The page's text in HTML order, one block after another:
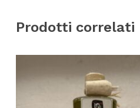
Prodotti correlati